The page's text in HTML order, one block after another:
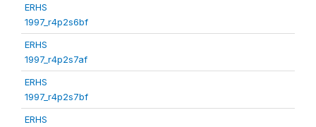
ERHS
1997_r4p2s6bf
ERHS
1997_r4p2s7af
ERHS
1997_r4p2s7bf
ERHS